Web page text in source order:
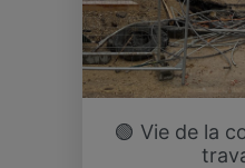
🟢 Vie de la